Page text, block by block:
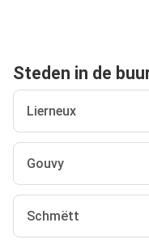
Steden in de
Lierneux
Gouvy
Schmëtt